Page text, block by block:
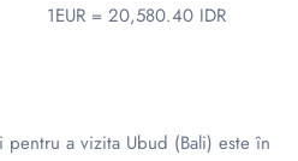
1EUR = 20,580.40 IDR
a vizita Ubud (Bali) este în